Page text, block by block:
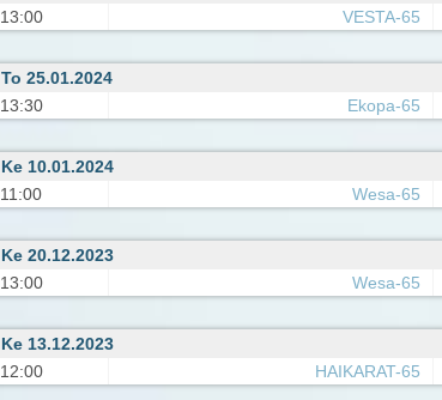
13:00
VESTA-65
To 25.01.2024
13:30
Ekopa-65
Ke 10.01.2024
11:00
Wesa-65
Ke 20.12.2023
13:00
Wesa-65
Ke 13.12.2023
12:00
HAIKARAT-65